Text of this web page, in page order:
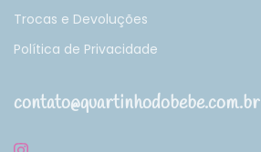
Trocas e Devoluções
Política de Privacidade
contato@quartinhodobebe.com.br